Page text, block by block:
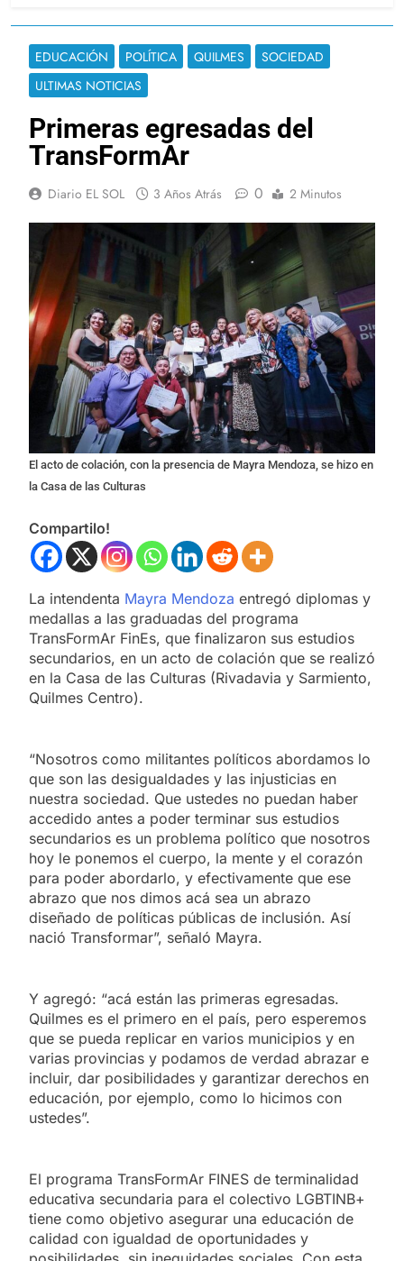
EDUCACIÓN POLÍTICA QUILMES
SOCIEDAD
ULTIMAS NOTICIAS
Primeras egresadas del
TransFormAr
Diario EL SOL 3 Años Atrás 0 2 Minutos
El acto de colación, con la presencia de Mayra Mendoza, se hizo en
la Casa de las Culturas
Compartilo!
La intendenta Mayra Mendoza entregó diplomas y
medallas a las graduadas del programa
TransFormAr FinEs, que finalizaron sus estudios
secundarios, en un acto de colación que se realizó
en la Casa de las Culturas (Rivadavia y Sarmiento,
Quilmes Centro).
“Nosotros como militantes políticos abordamos lo
que son las desigualdades y las injusticias en
nuestra sociedad. Que ustedes no puedan haber
accedido antes a poder terminar sus estudios
secundarios es un problema político que nosotros
hoy le ponemos el cuerpo, la mente y el corazón
para poder abordarlo, y efectivamente que ese
abrazo que nos dimos acá sea un abrazo
diseñado de políticas públicas de inclusión. Así
nació Transformar”, señaló Mayra.
Y agregó: “acá están las primeras egresadas.
Quilmes es el primero en el país, pero esperemos
que se pueda replicar en varios municipios y en
varias provincias y podamos de verdad abrazar e
incluir, dar posibilidades y garantizar derechos en
educación, por ejemplo, como lo hicimos con
ustedes”.
El programa TransFormAr FINES de terminalidad
educativa secundaria para el colectivo LGBTINB+
tiene como objetivo asegurar una educación de
calidad con igualdad de oportunidades y